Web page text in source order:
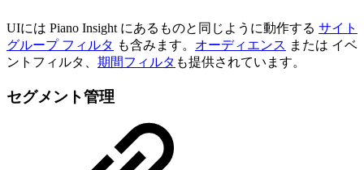
UIには Piano Insight にあるものと同じように動作する サイト
グループ フィルタ も含みます。 オーディエンス または イベ
ントフィルタ、 期間フィルタ も提供されています。
セグメント管理